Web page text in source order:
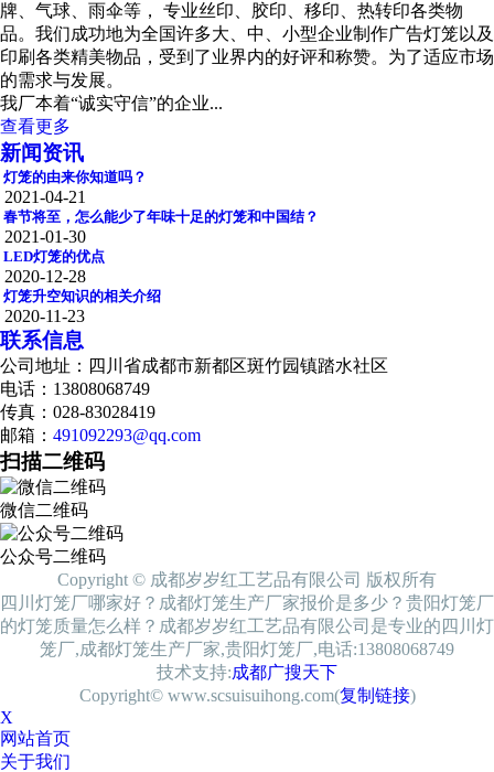
牌、气球、雨伞等， 专业丝印、胶印、移印、热转印各类物
品。我们成功地为全国许多大、中、小型企业制作广告灯笼以及
印刷各类精美物品，受到了业界内的好评和称赞。为了适应市场
的需求与发展。
我厂本着“诚实守信”的企业...
查看更多
新闻资讯
灯笼的由来你知道吗？
2021-04-21
春节将至，怎么能少了年味十足的灯笼和中国结？
2021-01-30
LED灯笼的优点
2020-12-28
灯笼升空知识的相关介绍
2020-11-23
联系信息
公司地址：四川省成都市新都区斑竹园镇踏水社区
电话：13808068749
传真：028-83028419
邮箱： 491092293@qq.com
扫描二维码
微信二维码
公众号二维码
Copyright © 成都岁岁红工艺品有限公司 版权所有
四川灯笼厂哪家好？成都灯笼生产厂家报价是多少？贵阳灯笼厂
的灯笼质量怎么样？成都岁岁红工艺品有限公司是专业的四川灯
笼厂,成都灯笼生产厂家,贵阳灯笼厂,电话:13808068749
技术支持:成都广搜天下
Copyright© www.scsuisuihong.com(复制链接)
X
网站首页
关于我们